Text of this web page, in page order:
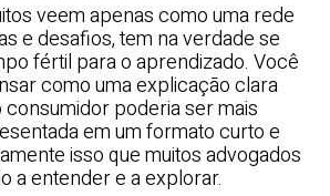
veem apenas como uma rede
e desafios, tem na verdade se
fértil para o aprendizado. Você
como uma explicação clara
poderia ser mais
em um formato curto e
isso que muitos advogados
a entender e a explorar.